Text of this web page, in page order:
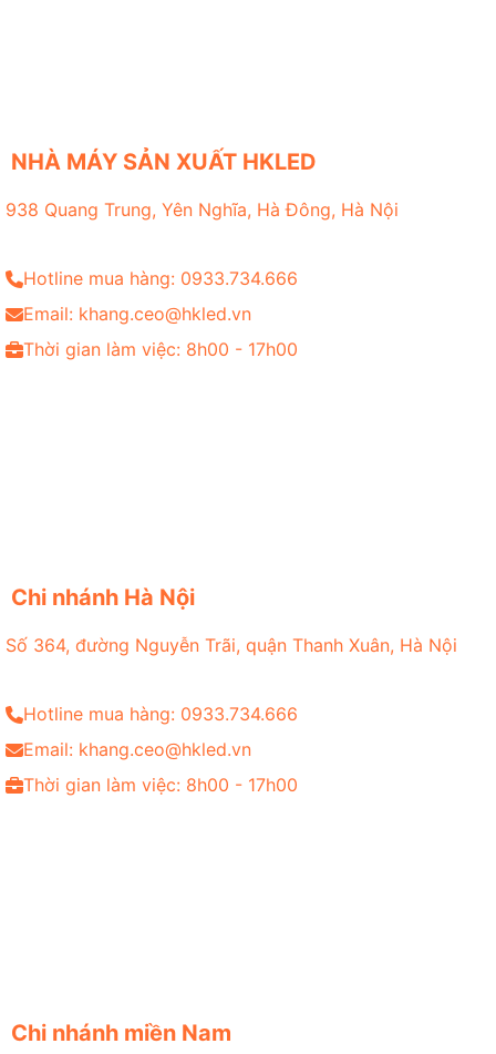
NHÀ MÁY SẢN XUẤT HKLED
938 Quang Trung, Yên Nghĩa, Hà Đông, Hà Nội
Hotline mua hàng: 0933.734.666
Email: khang.ceo@hkled.vn
Thời gian làm việc: 8h00 - 17h00
Chi nhánh Hà Nội
Số 364, đường Nguyễn Trãi, quận Thanh Xuân, Hà Nội
Hotline mua hàng: 0933.734.666
Email: khang.ceo@hkled.vn
Thời gian làm việc: 8h00 - 17h00
Chi nhánh miền Nam